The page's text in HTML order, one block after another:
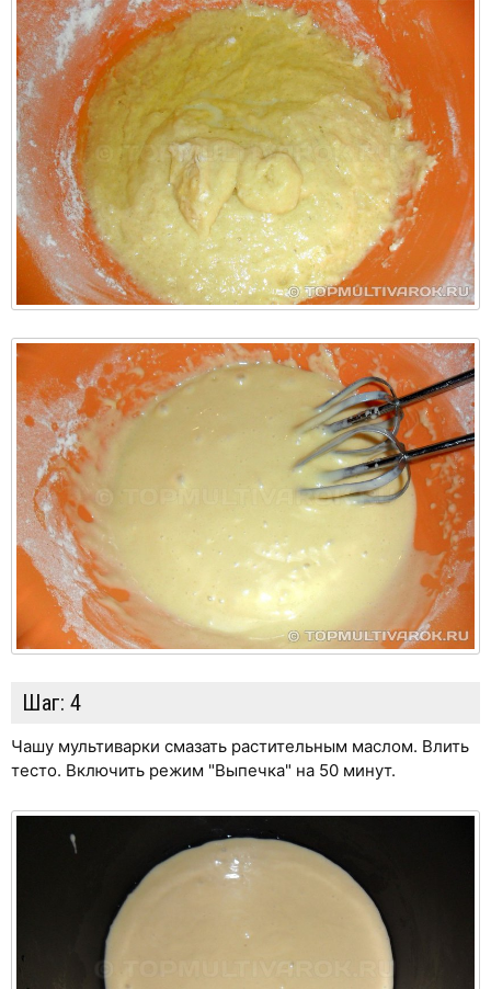
Шаг: 4
Чашу мультиварки смазать растительным маслом. Влить
тесто. Включить режим "Выпечка" на 50 минут.